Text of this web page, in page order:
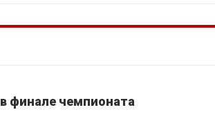
финале чемпионата